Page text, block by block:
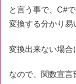
と言う事で、C#
変換する分かり易
変換出来ない場合
なので、関数宣